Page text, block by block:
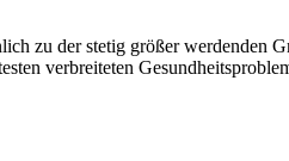
zu der stetig größer
verbreiteten